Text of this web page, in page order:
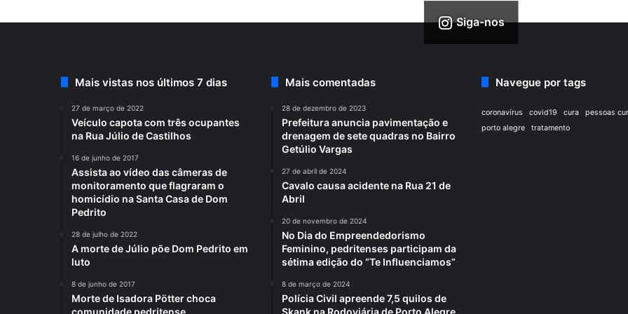
Siga-nos
Mais vistas nos últimos 7 dias
27 de março de 2022
Veículo capota com três ocupantes
na Rua Júlio de Castilhos
16 de junho de 2017
Assista ao vídeo das câmeras de
monitoramento que flagraram o
homicídio na Santa Casa de Dom
Pedrito
28 de julho de 2022
A morte de Júlio põe Dom Pedrito em
luto
8 de junho de 2017
Morte de Isadora Pötter choca
comunidade pedritense
Mais comentadas
28 de dezembro de 2023
Prefeitura anuncia pavimentação e
drenagem de sete quadras no Bairro
Getúlio Vargas
27 de abril de 2024
Cavalo causa acidente na Rua 21 de
Abril
20 de novembro de 2024
No Dia do Empreendedorismo
Feminino, pedritenses participam da
sétima edição do “Te Influenciamos”
8 de março de 2024
Polícia Civil apreende 7,5 quilos de
Skank na Rodoviária de Porto Alegre
Navegue por tags
coronavírus covid19 cura
pessoas
porto alegre
tratamento